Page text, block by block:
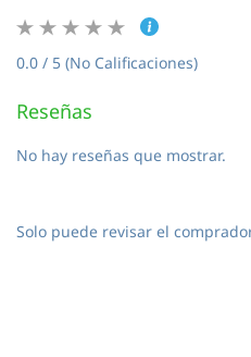
0.0 / 5 (No Calificaciones)
Reseñas
No hay reseñas que mostrar.
Solo puede revisar el